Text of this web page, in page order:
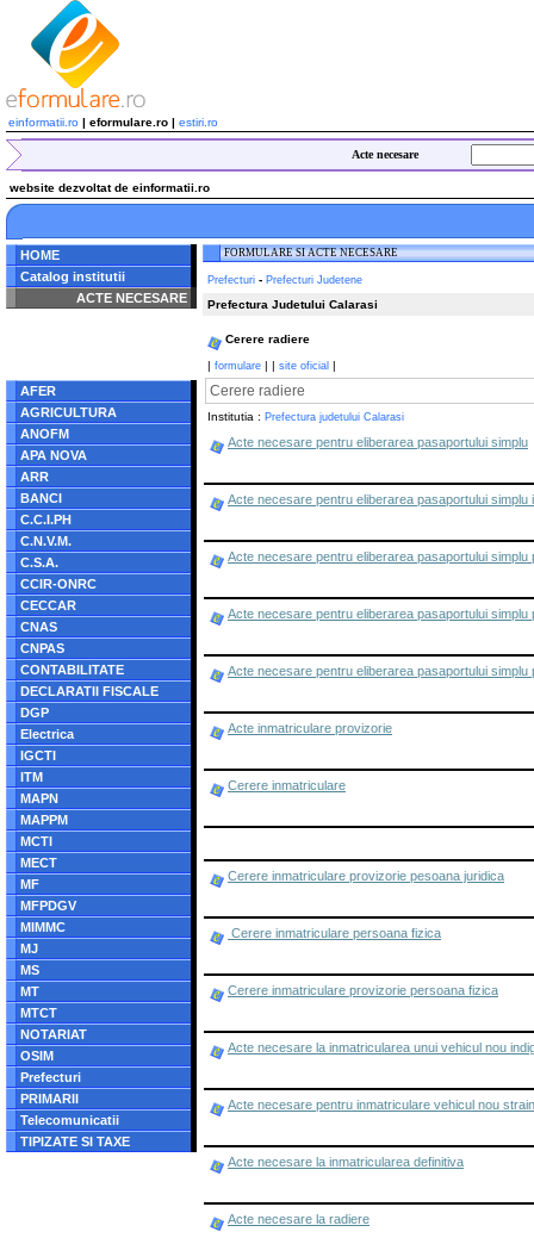
einformatii.ro | eformulare.ro | estiri.ro
Acte necesare
website dezvoltat de einformatii.ro
HOME
Catalog institutii
ACTE NECESARE
/home/eformulare.ro/public_html/navigare/stanga.php
AFER
AGRICULTURA
ANOFM
APA NOVA
ARR
BANCI
C.C.I.PH
C.N.V.M.
C.S.A.
CCIR-ONRC
CECCAR
CNAS
CNPAS
CONTABILITATE
DECLARATII FISCALE
DGP
Electrica
IGCTI
ITM
MAPN
MAPPM
MCTI
MECT
MF
MFPDGV
MIMMC
MJ
MS
MT
MTCT
NOTARIAT
OSIM
Prefecturi
PRIMARII
Telecomunicatii
TIPIZATE SI TAXE
FORMULARE SI ACTE NECESARE
Prefecturi - Prefecturi Judetene
Prefectura Judetului Calarasi
Cerere radiere
| formulare | | site oficial |
Cerere radiere
Institutia : Prefectura judetului Calarasi
Acte necesare pentru eliberarea pasaportului simplu
Acte necesare pentru eliberarea pasaportului
Acte necesare pentru eliberarea pasaportului
Acte necesare pentru eliberarea pasaportului
Acte necesare pentru eliberarea pasaportului
Acte inmatriculare provizorie
Cerere inmatriculare
Cerere inmatriculare provizorie pesoana juridica
Cerere inmatriculare persoana fizica
Cerere inmatriculare provizorie persoana fizica
Acte necesare la inmatricularea unui vehicul nou
Acte necesare pentru inmatriculare vehicul nou strain
Acte necesare la inmatricularea definitiva
Acte necesare la radiere